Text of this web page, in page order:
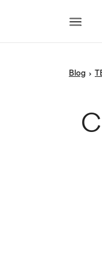
blog ›